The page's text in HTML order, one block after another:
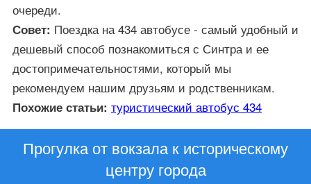
очереди.
Совет: Поездка на 434 автобусе - самый удобный и
дешевый способ познакомиться с Синтра и ее
достопримечательностями, который мы
рекомендуем нашим друзьям и родственникам.
Похожие статьи: туристический автобус 434
Прогулка от вокзала к историческому
центру города